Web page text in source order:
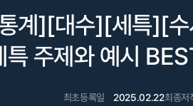
계][대수][세특][
주제와 예시
최초등록일 2025.02.22최종저